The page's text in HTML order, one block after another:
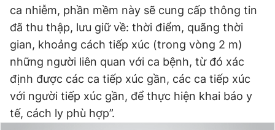
Đọc Thanh Niên trên điện thoại
ca nhiễm, phần mềm này sẽ cung cấp thông tin
đã thu thập, lưu giữ về: thời điểm, quãng thời
gian, khoảng cách tiếp xúc (trong vòng 2 m)
những người liên quan với ca bệnh, từ đó xác
định được các ca tiếp xúc gần, các ca tiếp xúc
với người tiếp xúc gần, để thực hiện khai báo y
tế, cách ly phù hợp”.